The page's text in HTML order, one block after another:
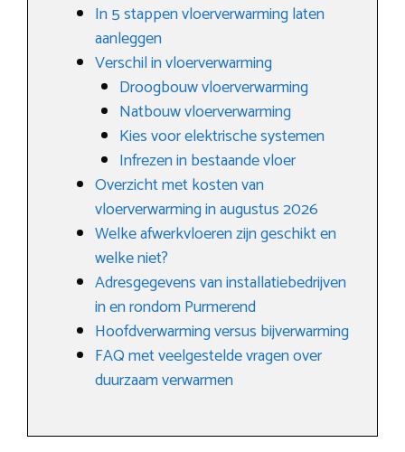
In 5 stappen vloerverwarming laten
aanleggen
Verschil in vloerverwarming
Droogbouw vloerverwarming
Natbouw vloerverwarming
Kies voor elektrische systemen
Infrezen in bestaande vloer
Overzicht met kosten van
vloerverwarming in augustus 2026
Welke afwerkvloeren zijn geschikt en
welke niet?
Adresgegevens van installatiebedrijven
in en rondom Purmerend
Hoofdverwarming versus bijverwarming
FAQ met veelgestelde vragen over
duurzaam verwarmen